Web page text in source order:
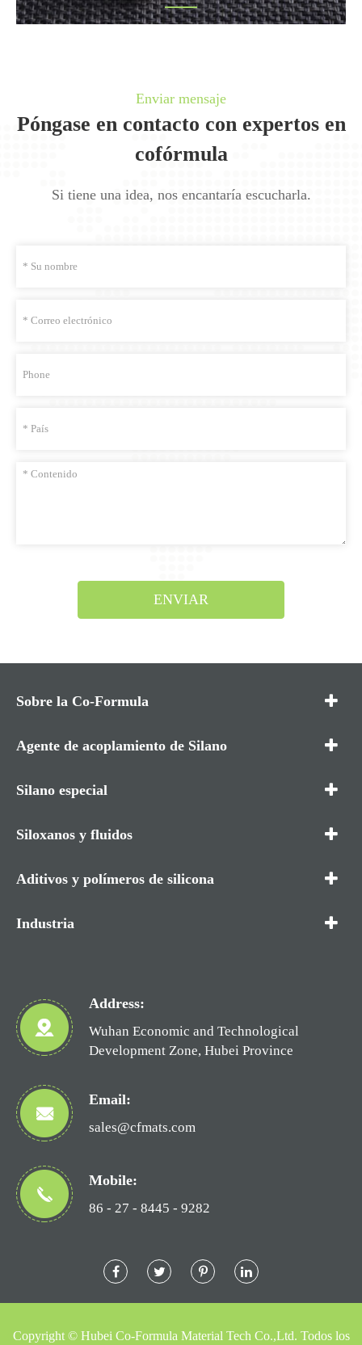
Enviar mensaje
Póngase en contacto con expertos en
cofórmula
Si tiene una idea, nos encantaría escucharla.
ENVIAR
Sobre la Co-Formula
Agente de acoplamiento de Silano
Silano especial
Siloxanos y fluidos
Aditivos y polímeros de silicona
Industria
Address:
Wuhan Economic and Technological
Development Zone, Hubei Province
Email:
sales@cfmats.com
Mobile:
86 - 27 - 8445 - 9282
Copyright © Hubei Co-Formula Material Tech Co.,Ltd. Todos los